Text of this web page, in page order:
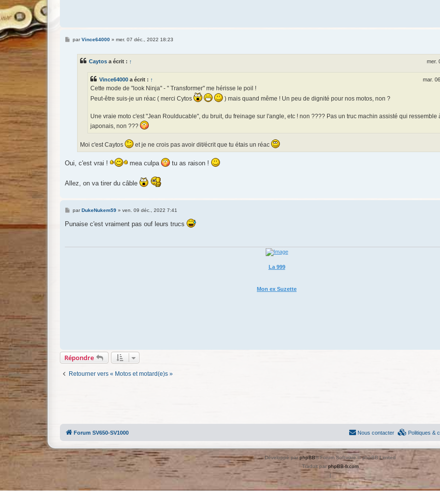
MparVince64000» mer. 07 déc., 2022 18:23
Caytos a écrit : ↑ mer.
Vince64000 a écrit : ↑ mar.
Cette mode de "look Ninja" - " Transformer" me hérisse le poil !
Peut-être suis-je un réac ( merci Cytos
) mais quand même ! Un peu de dignité pour nos motos, non ?
Une vraie moto c'est "Jean Roulducable", du bruit, du freinage sur l'angle, etc ! non ???? Pas un truc machin assisté qui ressemble
japonais, non ???
Moi c'est Caytos et je ne crois pas avoir dit/écrit que tu étais un réac
Oui, c'est vrai ! mea culpa tu as raison !
Allez, on va tirer du câble
M
s
s
par DukeNukem59» ven. 09 déc., 2022 7:41
Punaise c'est vraiment pas ouf leurs trucs
La 999
Mon ex Suzette
Répondre
Retourner vers « Motos et motard(e)s »
Forum SV650-SV1000 Politiques &
Nous contacter
Développé par phpBB® Forum Software © phpBB Limited
Traduit parphpBB-fr.com